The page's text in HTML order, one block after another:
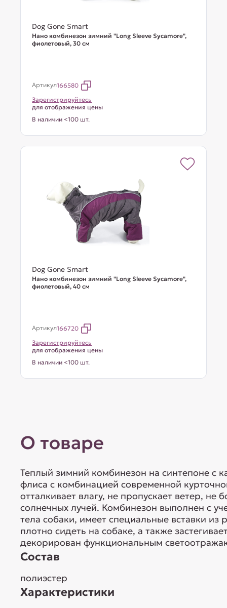
Dog Gone Smart
Нано комбинезон зимний "Long Sleeve Sycamore",
фиолетовый, 30 см
Артикул166580
Зарегистрируйтесь
для отображения цены
В наличии <100 шт.
Dog Gone Smart
Нано комбинезон зимний "Long Sleeve Sycamore",
фиолетовый, 40 см
Артикул166720
Зарегистрируйтесь
для отображения цены
В наличии <100 шт.
О товаре
Теплый зимний комбинезон на синтепоне с
флиса с комбинацией современной
отталкивает влагу, не пропускает ветер, не
солнечных лучей. Комбинезон выполнен с
тела собаки, имеет специальные вставки из
плотно сидеть на собаке, а также
декорирован функциональным
Состав
полиэстер
Характеристики